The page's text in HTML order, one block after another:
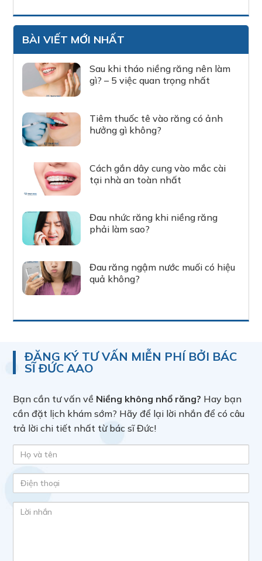
BÀI VIẾT MỚI NHẤT
Sau khi tháo niềng răng nên làm
gì? – 5 việc quan trọng nhất
Tiêm thuốc tê vào răng có ảnh
hưởng gì không?
Cách gắn dây cung vào mắc cài
tại nhà an toàn nhất
Đau nhức răng khi niềng răng
phải làm sao?
Đau răng ngậm nước muối có hiệu
quả không?
ĐĂNG KÝ TƯ VẤN MIỄN PHÍ BỞI BÁC
SĨ ĐỨC AAO
Bạn cần tư vấn về Niềng không nhổ răng? Hay bạn
cần đặt lịch khám sớm? Hãy để lại lời nhắn để có câu
trả lời chi tiết nhất từ bác sĩ Đức!